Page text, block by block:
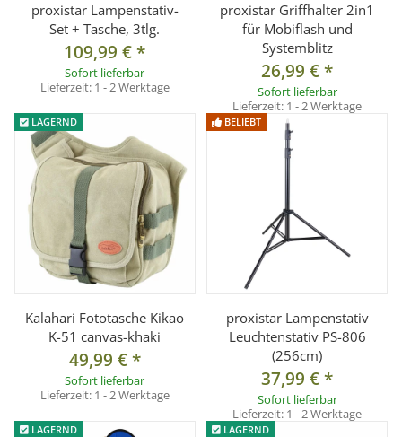
proxistar Lampenstativ-
Set + Tasche, 3tlg.
109,99 €*
Sofort lieferbar
Lieferzeit: 1 - 2 Werktage
proxistar Griffhalter 2in1
für Mobiflash und
Systemblitz
26,99 €*
Sofort lieferbar
Lieferzeit: 1 - 2 Werktage
LAGERND
Kalahari Fototasche Kikao
K-51 canvas-khaki
49,99 €*
Sofort lieferbar
Lieferzeit: 1 - 2 Werktage
BELIEBT
proxistar Lampenstativ
Leuchtenstativ PS-806
(256cm)
37,99 €*
Sofort lieferbar
Lieferzeit: 1 - 2 Werktage
LAGERND LAGERND